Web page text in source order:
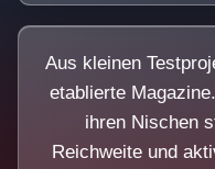
Aus kleinen
etablierte
ihren Nischen
Reichweite und